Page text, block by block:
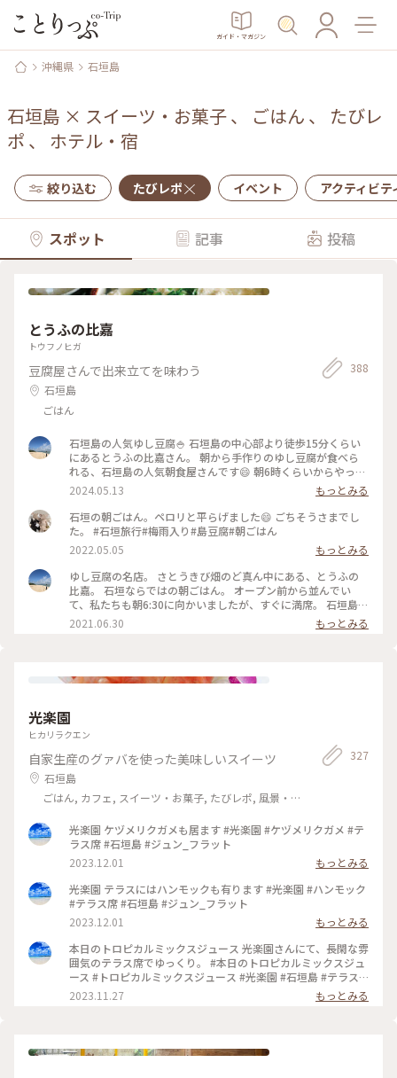
ガイド・マガジン
沖縄県 石垣島
石垣島 × スイーツ・お菓子、 ごはん 、 たびレ
ポ 、 ホテル・宿
絞り込む たびレポ イベント アクティビテ
スポット 記事 投稿
とうふの比嘉
トウフノヒガ
豆腐屋さんで出来立てを味わう
石垣島
ごはん
388
石垣島の人気ゆし豆腐🍚 石垣島の中心部より徒歩15分くらい
にあるとうふの比嘉さん。 朝から手作りのゆし豆腐が食べら
れる、石垣島の人気朝食屋さんです😄 朝6時くらいからやって
ますが、毎日朝から行列で、9時くらいには売り切れてしまい
ます😅 サトウキビ畑のど真ん中にあって、お店もほったて小
屋のような感じで、雰囲気抜群です😄 #沖縄 #石垣島 #朝食
2024.05.13
もっとみる
石垣の朝ごはん。ペロリと平らげました😄 ごちそうさまでし
た。 #石垣旅行#梅雨入り#島豆腐#朝ごはん
2022.05.05
もっとみる
ゆし豆腐の名店。 さとうきび畑のど真ん中にある、とうふの
比嘉。 石垣ならではの朝ごはん。 オープン前から並んでい
て、私たちも朝6:30に向かいましたが、すぐに満席。 石垣島の
おばあたちが手作りするやさしいお味で、朝にぴったり。 売
り切れ次第終了なので、お昼前にはなくなること多いみたいで
さらしで雰囲気も最高です✨ #朝ごはん#石垣島#沖縄
2021.06.30 もっとみる
光楽園
ヒカリラクエン
自家生産のグァバを使った美味しいスイーツ
石垣島
ごはん, カフェ, スイーツ・お菓子, たびレポ, 風景・
327
光楽園 ケヅメリクガメも居ます #光楽園 #ケヅメリクガメ #テ
ラス席 #石垣島 #ジュン_フラット
2023.12.01
もっとみる
光楽園 テラスにはハンモックも有ります #光楽園 #ハンモック
#テラス席 #石垣島 #ジュン_フラット
2023.12.01
もっとみる
本日のトロピカルミックスジュース 光楽園さんにて、長閑な雰
囲気のテラス席でゆっくり。 #本日のトロピカルミックスジュ
ース #トロピカルミックスジュース #光楽園 #石垣島 #テラス
席 #ジュン_フラット
2023.11.27 もっとみる